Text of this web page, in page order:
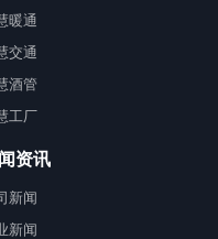
暖通
交通
酒管
工厂
资讯
新闻
新闻